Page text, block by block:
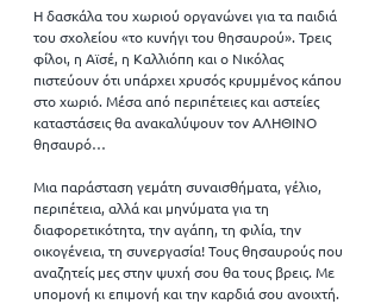
Η δασκάλα του χωριού οργανώνει για τα παιδιά
του σχολείου «το κυνήγι του θησαυρού». Τρεις
φίλοι, η Αϊσέ, η Καλλιόπη και ο Νικόλας
πιστεύουν ότι υπάρχει χρυσός κρυμμένος κάπου
στο χωριό. Μέσα από περιπέτειες και αστείες
καταστάσεις θα ανακαλύψουν τον ΑΛΗΘΙΝΟ
θησαυρό…
Μια παράσταση γεμάτη συναισθήματα, γέλιο,
περιπέτεια, αλλά και μηνύματα για τη
διαφορετικότητα, την αγάπη, τη φιλία, την
οικογένεια, τη συνεργασία! Τους θησαυρούς που
αναζητείς μες στην ψυχή σου θα τους βρεις. Με
υπομονή κι επιμονή και την καρδιά σου ανοιχτή.